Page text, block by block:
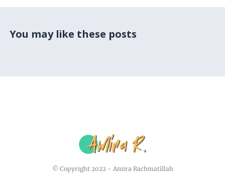
You may like these posts
© Copyright 2022 - Amira Rachmatillah